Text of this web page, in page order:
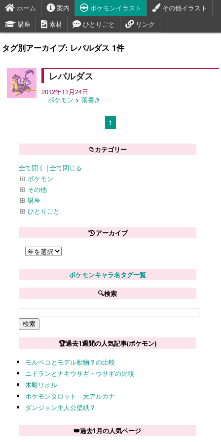
ホーム 案内 ポケモンイラスト
その他イラスト
講座
素材 ひとりごと リンク
タグ別アーカイブ: レパルダス 1件
レパルダス
2012年11月24日
ポケモン >落書き
1
📁カテゴリー
全て開く | 全て閉じる
ポケモン
その他
講座
ひとりごと
アーカイブ
ポケモンキャラ名タグ一覧
🔍検索
🏆過去1週間の人気記事(ポケモン)
モルペコとモデル動物？の比較
ニドランとナキウサギ・ウサギの比較
木彫リオル
ポケモンタロット 大アルカナ
ダンジョン主人公壁紙？
👑過去1月の人気ページ